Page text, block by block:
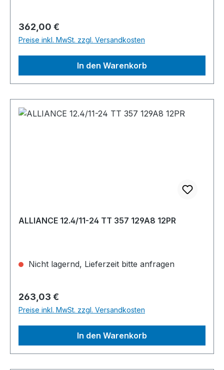
Regulärer Preis:
362,00 €
Preise inkl. MwSt. zzgl. Versandkosten
In den Warenkorb
ALLIANCE 12.4/11-24 TT 357 129A8 12PR
Nicht lagernd, Lieferzeit bitte anfragen
Regulärer Preis:
263,03 €
Preise inkl. MwSt. zzgl. Versandkosten
In den Warenkorb